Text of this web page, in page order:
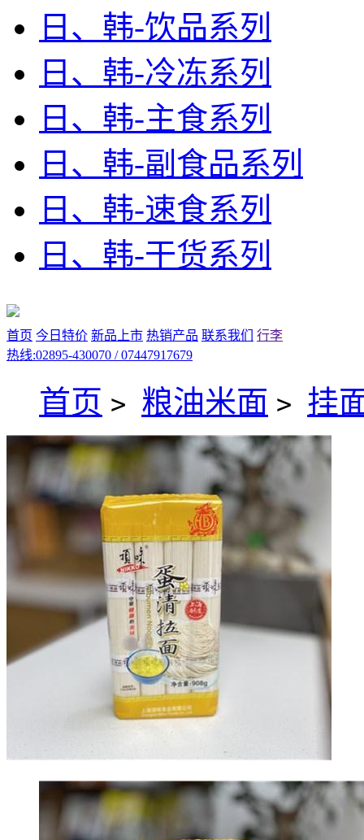
日、韩-饮品系列
日、韩-冷冻系列
日、韩-主食系列
日、韩-副食品系列
日、韩-速食系列
日、韩-干货系列
首页 今日特价 新品上市 热销产品 联系我们
行李
热线:02895-430070 / 07447917679
首页 > 粮油米面 > 挂